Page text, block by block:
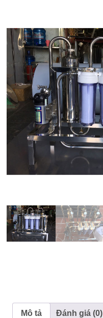
Mô tả Đánh giá (0)